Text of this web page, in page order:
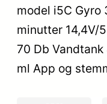
baseret på
kundebedø
model i5C
minutter 14,4V/
70 Db
ml App og